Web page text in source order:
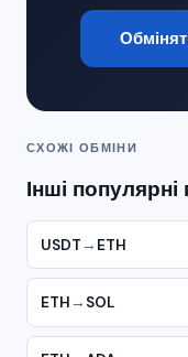
СХОЖІ ОБМІНИ
Інші
USDT → ETH
ETH → SOL